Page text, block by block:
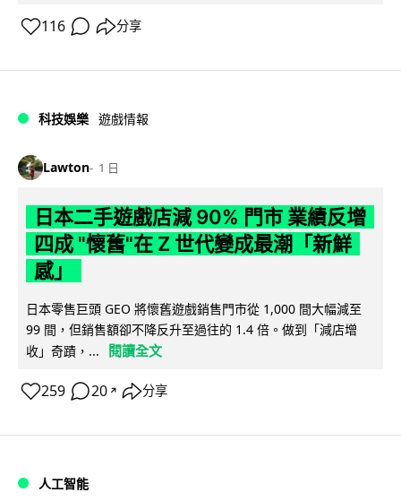
116 分享
科技娛樂 遊戲情報
Lawton 1 日
日本二手遊戲店減 90% 門市 業績反增
四成 "懷舊"在 Z 世代變成最潮「新鮮
感」
日本零售巨頭 GEO 將懷舊遊戲銷售門市從 1,000 間大幅減至
99 間，但銷售額卻不降反升至過往的 1.4 倍。做到「減店增
收」奇蹟，...
閱讀全文
259 20 ↗ 分享
人工智能